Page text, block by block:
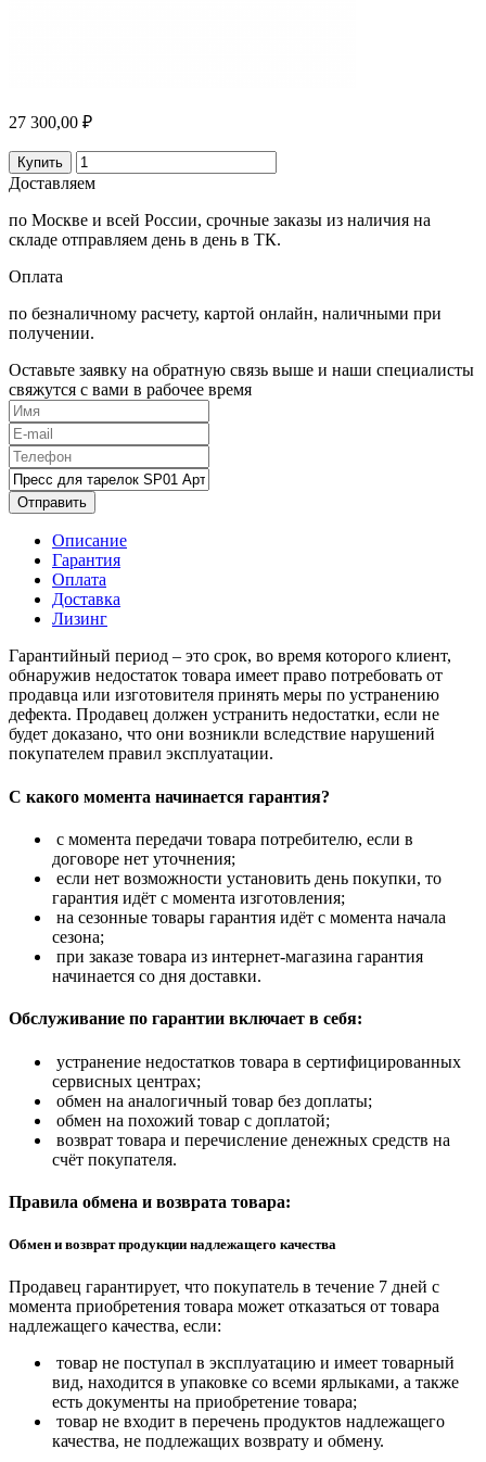
27 300,00 ₽
Купить
Доставляем
по Москве и всей России, срочные заказы из наличия на
складе отправляем день в день в ТК.
Оплата
по безналичному расчету, картой онлайн, наличными при
получении.
Оставьте заявку на обратную связь выше и наши специалисты
свяжутся с вами в рабочее время
Отправить
Описание
Гарантия
Оплата
Доставка
Лизинг
Гарантийный период – это срок, во время которого клиент,
обнаружив недостаток товара имеет право потребовать от
продавца или изготовителя принять меры по устранению
дефекта. Продавец должен устранить недостатки, если не
будет доказано, что они возникли вследствие нарушений
покупателем правил эксплуатации.
С какого момента начинается гарантия?
с момента передачи товара потребителю, если в
договоре нет уточнения;
если нет возможности установить день покупки, то
гарантия идёт с момента изготовления;
на сезонные товары гарантия идёт с момента начала
сезона;
при заказе товара из интернет-магазина гарантия
начинается со дня доставки.
Обслуживание по гарантии включает в себя:
устранение недостатков товара в сертифицированных
сервисных центрах;
обмен на аналогичный товар без доплаты;
обмен на похожий товар с доплатой;
возврат товара и перечисление денежных средств на
счёт покупателя.
Правила обмена и возврата товара:
Обмен и возврат продукции надлежащего качества
Продавец гарантирует, что покупатель в течение 7 дней с
момента приобретения товара может отказаться от товара
надлежащего качества, если:
товар не поступал в эксплуатацию и имеет товарный
вид, находится в упаковке со всеми ярлыками, а также
есть документы на приобретение товара;
товар не входит в перечень продуктов надлежащего
качества, не подлежащих возврату и обмену.